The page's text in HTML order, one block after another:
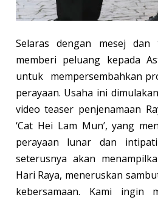
Selaras dengan mesej dan
memberi peluang kepada
untuk mempersembahkan
perayaan. Usaha ini
video teaser penjenamaan
‘Cat Hei Lam Mun’, yang
perayaan lunar dan
seterusnya akan
Hari Raya, meneruskan
kebersamaan. Kami ingin